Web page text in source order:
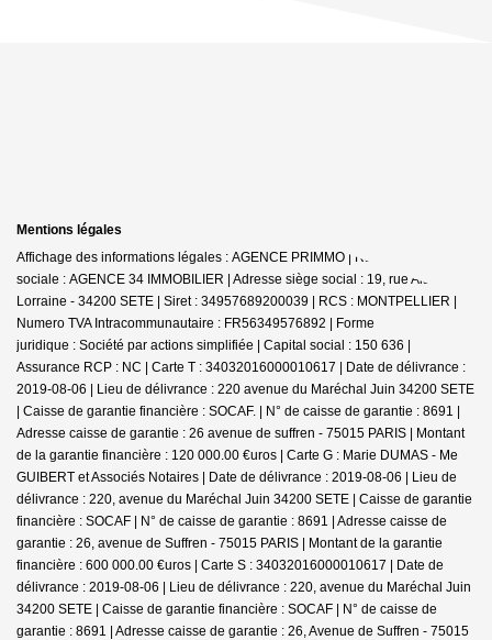
Mentions légales
Affichage des informations légales : AGENCE PRIMMO | Raison
sociale : AGENCE 34 IMMOBILIER | Adresse siège social : 19, rue Alsace
Lorraine - 34200 SETE | Siret : 34957689200039 | RCS : MONTPELLIER |
Numero TVA Intracommunautaire : FR56349576892 | Forme
juridique : Société par actions simplifiée | Capital social : 150 636 |
Assurance RCP : NC | Carte T : 34032016000010617 | Date de délivrance :
2019-08-06 | Lieu de délivrance : 220 avenue du Maréchal Juin 34200 SETE
| Caisse de garantie financière : SOCAF. | N° de caisse de garantie : 8691 |
Adresse caisse de garantie : 26 avenue de suffren - 75015 PARIS | Montant
de la garantie financière : 120 000.00 €uros | Carte G : Marie DUMAS - Me
GUIBERT et Associés Notaires | Date de délivrance : 2019-08-06 | Lieu de
délivrance : 220, avenue du Maréchal Juin 34200 SETE | Caisse de garantie
financière : SOCAF | N° de caisse de garantie : 8691 | Adresse caisse de
garantie : 26, avenue de Suffren - 75015 PARIS | Montant de la garantie
financière : 600 000.00 €uros | Carte S : 34032016000010617 | Date de
délivrance : 2019-08-06 | Lieu de délivrance : 220, avenue du Maréchal Juin
34200 SETE | Caisse de garantie financière : SOCAF | N° de caisse de
garantie : 8691 | Adresse caisse de garantie : 26, Avenue de Suffren - 75015